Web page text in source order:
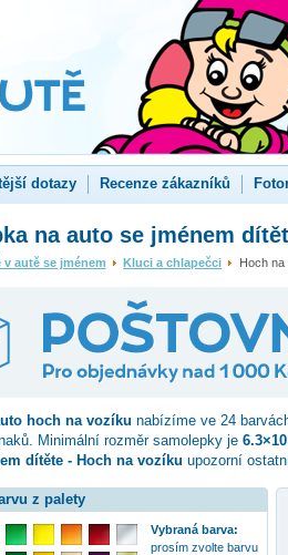
dotazy Recenze zákazníků
na auto se jménem
autě se jménem Kluci a chlapečci Hoch
hoch na vozíku nabízíme ve 24
Minimální rozměr samolepky je
dítěte - Hoch na vozíku upozorní
z palety
Vybraná barva:
prosím zvolte barvu